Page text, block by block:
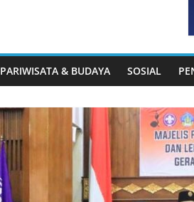
PARIWISATA & BUDAYA SOSIAL